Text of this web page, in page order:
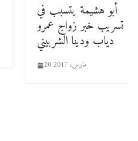
أبو هشيمة يتسبب في
تسريب خبر زواج عمرو
دياب ودينا الشربيني
20 مارس، 2017